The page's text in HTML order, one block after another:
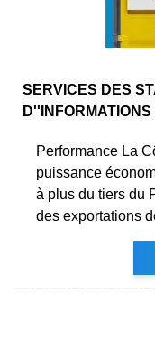
SERVICES DES
Performance La
puissance
à plus du tiers du
des exportations